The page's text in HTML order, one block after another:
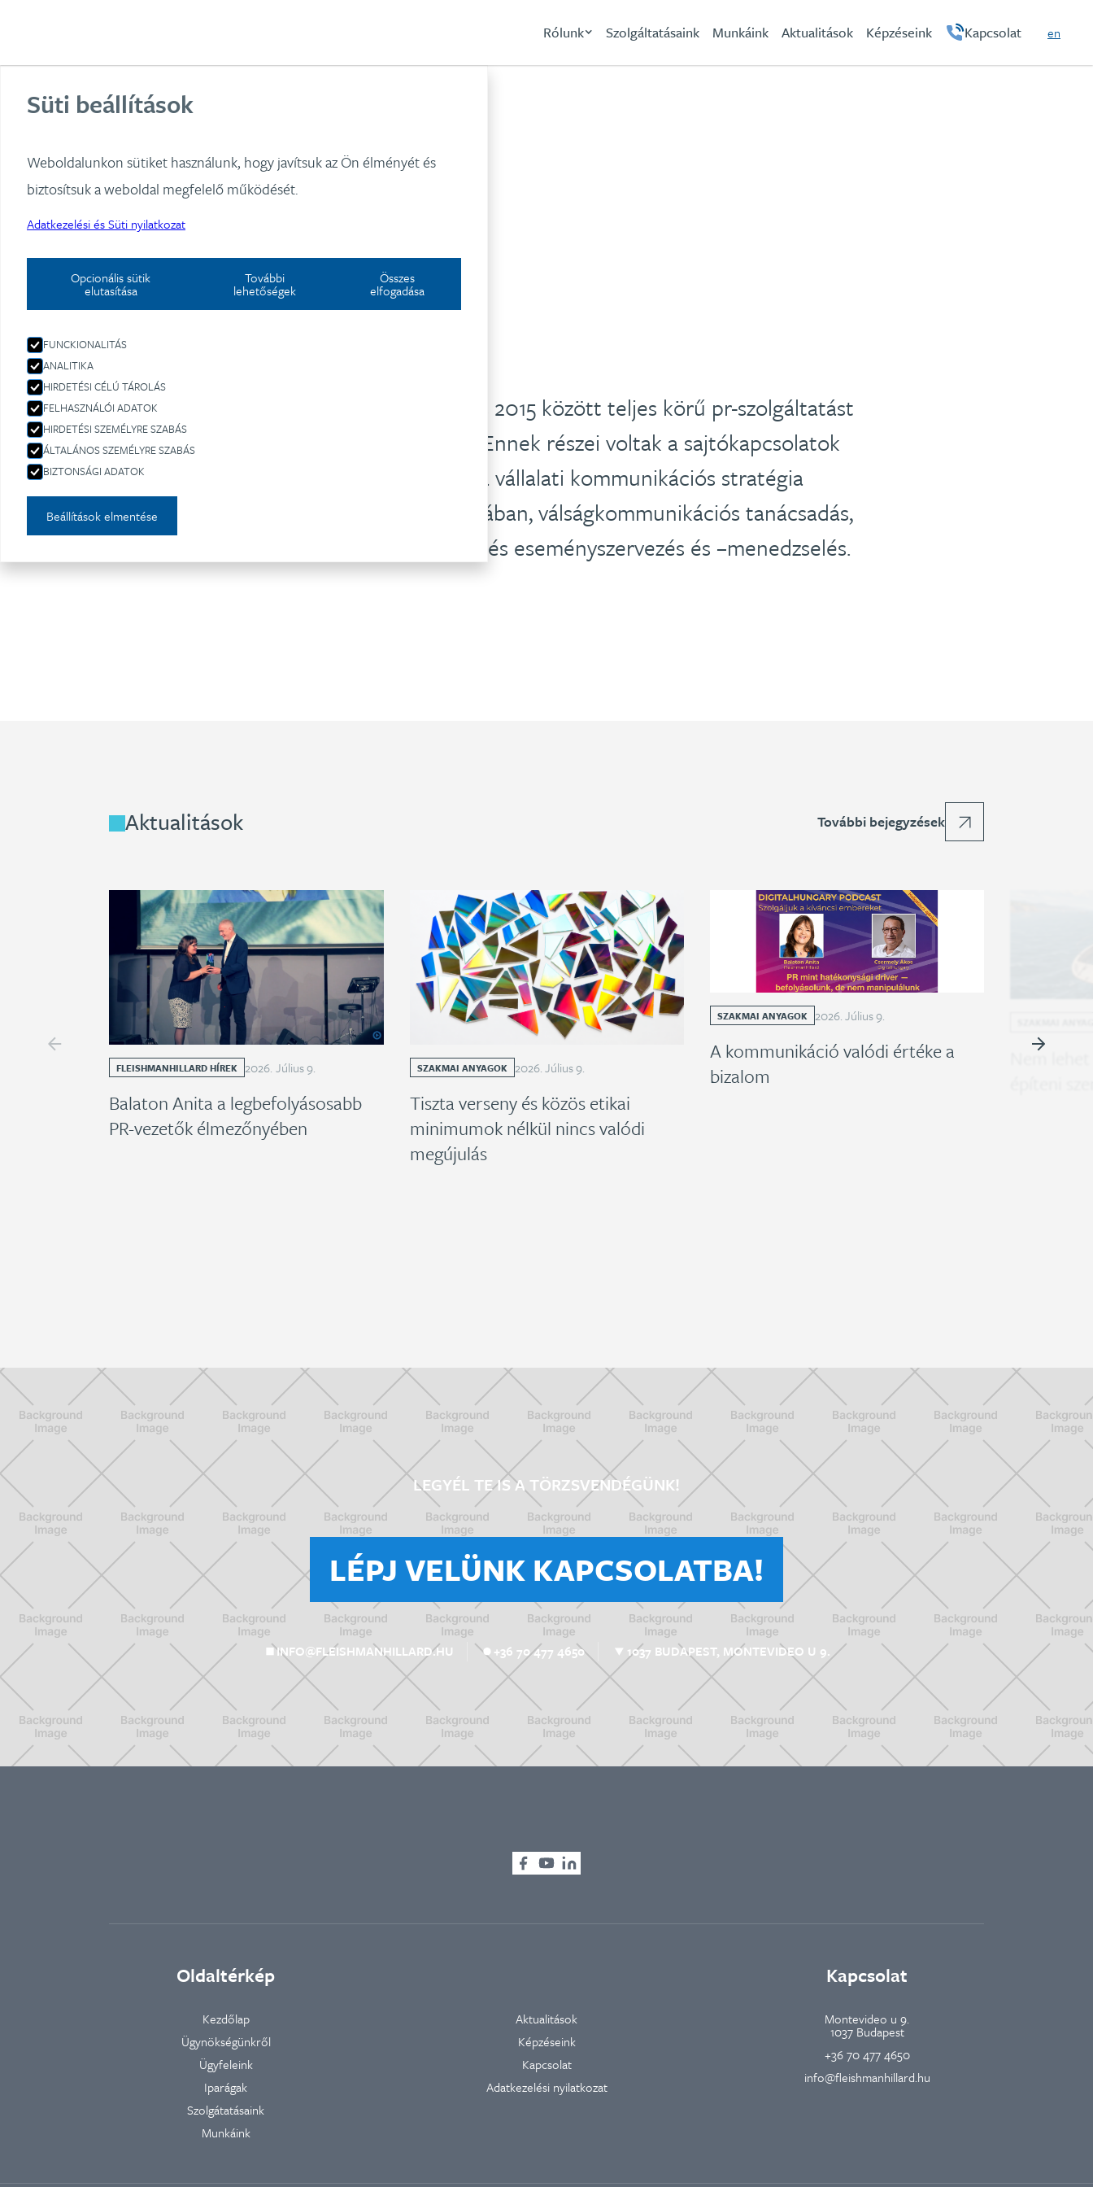
en
Kapcsolat
Képzéseink
Aktualitások
Munkáink
Szolgáltatásaink
Rólunk
Süti beállítások
Weboldalunkon sütiket használunk, hogy javítsuk az Ön élményét és
biztosítsuk a weboldal megfelelő működését.
Adatkezelési és Süti nyilatkozat
Opcionális sütik
elutasítása
További
lehetőségek
Összes
elfogadása
FUNCKIONALITÁS
ANALITIKA
HIRDETÉSI CÉLÚ TÁROLÁS
FELHASZNÁLÓI ADATOK
HIRDETÉSI SZEMÉLYRE SZABÁS
ÁLTALÁNOS SZEMÉLYRE SZABÁS
BIZTONSÁGI ADATOK
Beállítások elmentése
A FleishmanHillard 2012 és 2015 között teljes körű pr-szolgáltatást
nyújtott a UPC számára. Ennek részei voltak a sajtókapcsolatok
ápolása, tanácsadás a vállalati kommunikációs stratégia
tervezésében, végrehajtásában, válságkommunikációs tanácsadás,
szponzorációs tanácsadás és eseményszervezés és –menedzselés.
Aktualitások További bejegyzések
FLEISHMANHILLARD HÍREK 2026. Július9.
Balaton Anita a legbefolyásosabb
PR-vezetők élmezőnyében
SZAKMAI ANYAGOK 2026.Július9.
Tiszta verseny és közös etikai
minimumok nélkül nincs valódi
megújulás
SZAKMAI ANYAGOK 2026.Július9.
A kommunikáció valódi értéke a
bizalom
Nem
LEGYÉL TE IS A TÖRZSVENDÉGÜNK!
LÉPJ VELÜNK KAPCSOLATBA!
INFO@FLEISHMANHILLARD.HU +36 70 477 4650 1037 BUDAPEST, MONTEVIDEO U 9.
Oldaltérkép Kapcsolat
Kezdőlap
Ügynökségünkről
Ügyfeleink
Iparágak
Szolgátatásaink
Munkáink
Aktualitások
Képzéseink
Kapcsolat
Adatkezelési nyilatkozat
Montevideo u 9.
1037 Budapest
+36 70 477 4650
info@fleishmanhillard.hu